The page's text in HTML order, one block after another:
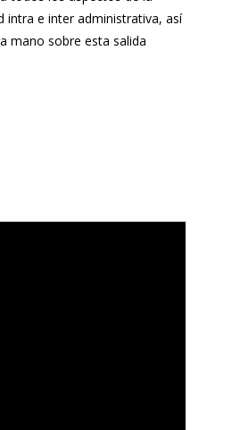
intra e inter administrativa, así
mano sobre esta salida